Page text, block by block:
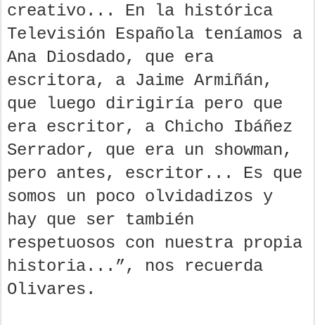
creativo... En la histórica
Televisión Española teníamos a
Ana Diosdado, que era
escritora, a Jaime Armiñán,
que luego dirigiría pero que
era escritor, a Chicho Ibáñez
Serrador, que era un showman,
pero antes, escritor... Es que
somos un poco olvidadizos y
hay que ser también
respetuosos con nuestra propia
historia...”, nos recuerda
Olivares.